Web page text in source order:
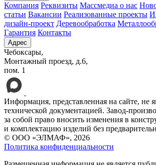
Компания Реквизиты Массмедиа о нас
статьи Вакансии Реализованные проекты
дизайн-проект Деревообработка
Гарантия Контакты
Адрес
Чебоксары,
Монтажный проезд, д.6,
пом. 1
Информация, представленная на сайте, не
технической документацией. Завод-
за собой право вносить изменения в
и комплектацию изделий без
© ООО «ЭЛМАФ», 2026
Политика конфиденциальности